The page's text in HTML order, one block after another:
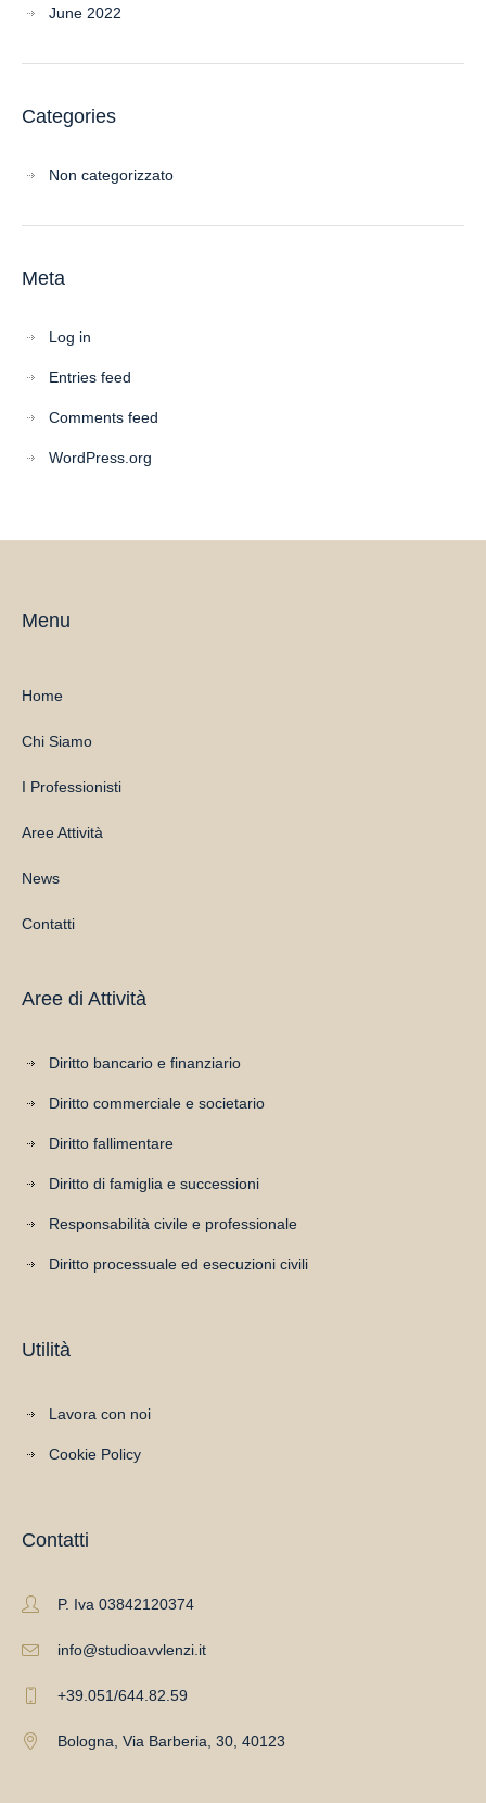
June 2022
Categories
Non categorizzato
Meta
Log in
Entries feed
Comments feed
WordPress.org
Menu
Home
Chi Siamo
I Professionisti
Aree Attività
News
Contatti
Aree di Attività
Diritto bancario e finanziario
Diritto commerciale e societario
Diritto fallimentare
Diritto di famiglia e successioni
Responsabilità civile e professionale
Diritto processuale ed esecuzioni civili
Utilità
Lavora con noi
Cookie Policy
Contatti
P. Iva 03842120374
info@studioavvlenzi.it
+39.051/644.82.59
Bologna, Via Barberia, 30, 40123